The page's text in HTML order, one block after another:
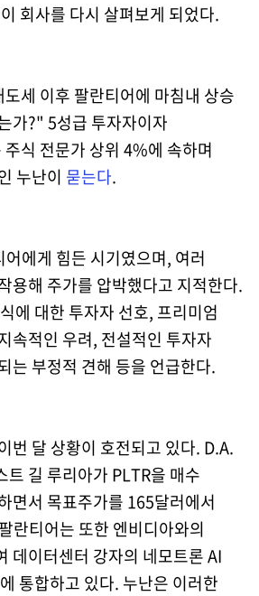
회사를 다시 살펴보게 되었다.
세 이후 팔란티어에 마침내 상승
가?" 5성급 투자자이자
식 전문가 상위 4%에 속하며
누난이 묻는다.
에게 힘든 시기였으며, 여러
용해 주가를 압박했다고 지적한다.
에 대한 투자자 선호, 프리미엄
속적인 우려, 전설적인 투자자
는 부정적 견해 등을 언급한다.
번 달 상황이 호전되고 있다. D.A.
트 길 루리아가 PLTR을 매수
면서 목표주가를 165달러에서
란티어는 또한 엔비디아와의
데이터센터 강자의 네모트론 AI
통합하고 있다. 누난은 이러한